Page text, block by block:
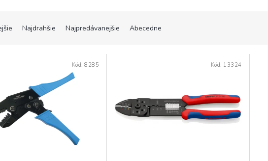
Najdrahšie Najpredávanejšie Abecedne
Kód:8285 Kód: 13324